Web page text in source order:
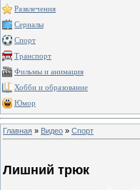
Развлечения
Сериалы
Спорт
Транспорт
Фильмы и анимация
Хобби и образование
Юмор
Главная » Видео » Спорт
Лишний трюк